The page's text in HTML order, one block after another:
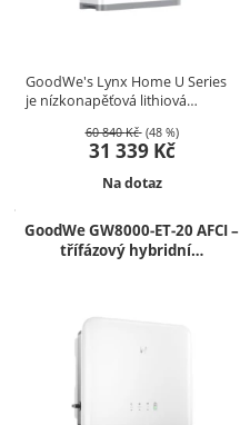
GoodWe's Lynx Home U Series
je nízkonapěťová lithiová…
60 840Kč (48 %)
31 339 Kč
Dostupnost:
Na dotaz
GoodWe GW8000‑ET‑20 AFCI –
třífázový hybridní…